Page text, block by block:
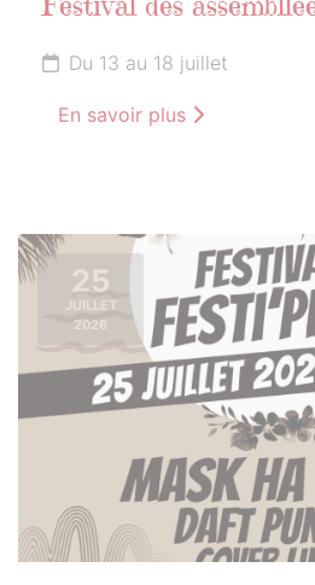
Festival des
Du 13 au 18 juillet
En savoir plus
25
JUILLET
2026